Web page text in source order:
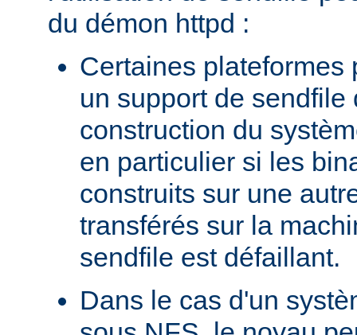
du démon httpd :
Certaines plateformes
un support de
construction du
en particulier si les
construits sur une
transférés sur la
sendfile est défaillant.
Dans le cas d'un